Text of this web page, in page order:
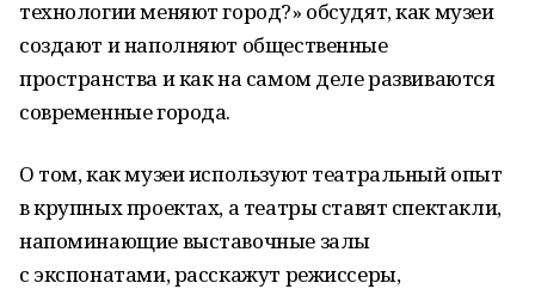
технологии меняют город?» обсудят, как музеи
создают и наполняют общественные
пространства и как на самом деле развиваются
современные города.
О том, как музеи используют театральный опыт
в крупных проектах, а театры ставят спектакли,
напоминающие выставочные залы
с экспонатами, расскажут режиссеры,